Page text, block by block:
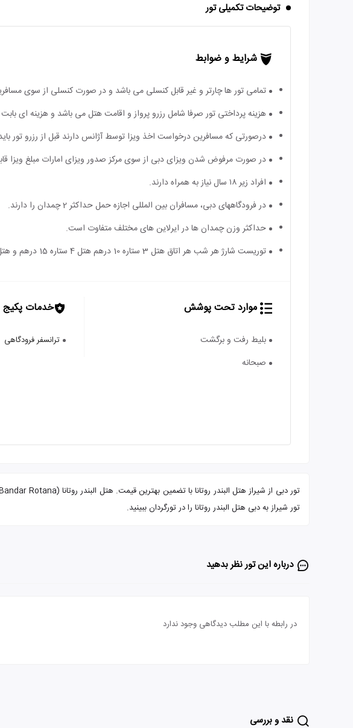
توضیحات تکمیلی تور
شرایط و ضوابط
تمامی تور ها چارتر و غیر قابل کنسلی می باشد و در صورت کنسلی از سوی
هزینه پرداختی تور صرفا شامل رزرو پرواز و اقامت هتل می باشد و هزینه ای
درصورتی که مسافرین درخواست اخذ ویزا توسط آژانس دارند قبل از رزرو تور
در صورت مرفوض شدن ویزای دبی از سوی مرکز صدور ویزای امارات مبلغ ویزا
افراد زیر ۱۸ سال نیاز به همراه دارند.
در فرودگاه‎های دبی، مسافران بین المللی اجازه حمل حداکثر 2 چمدان را دارند.
حداکثر وزن چمدان ها در ایرلاین های مختلف متفاوت است.
توریست شارژ هر شب هر اتاق هتل 3 ستاره 10 درهم هتل 4 ستاره 15 درهم و هتل 5 ستاره 20 درهم می باشد و به عهده مسافر است
موارد تحت پوشش
بلیط رفت و برگشت
صبحانه
خدمات پکیج
ترانسفر فرودگاهی
تور شیراز به دبی هتل البندر روتانا را در تورگردان ببینید.
درباره این تور‌ نظر بدهید
در رابطه با این مطلب دیدگاهی وجود ندارد
نقد و بررسی